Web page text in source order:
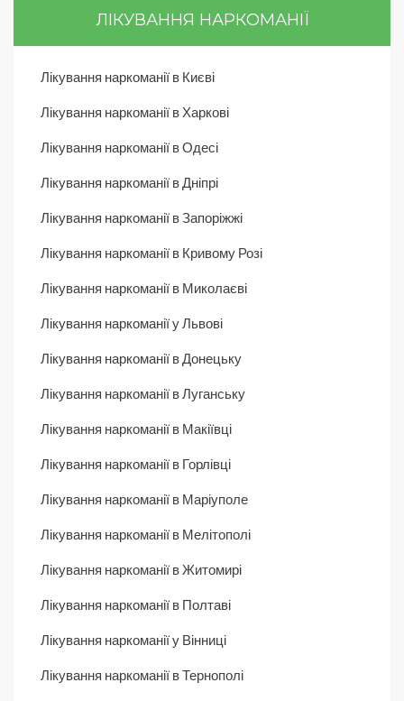
ЛІКУВАННЯ НАРКОМАНІЇ
Лікування наркоманії в Києві
Лікування наркоманії в Харкові
Лікування наркоманії в Одесі
Лікування наркоманії в Дніпрі
Лікування наркоманії в Запоріжжі
Лікування наркоманії в Кривому Розі
Лікування наркоманії в Миколаєві
Лікування наркоманії у Львові
Лікування наркоманії в Донецьку
Лікування наркоманії в Луганську
Лікування наркоманії в Макіївці
Лікування наркоманії в Горлівці
Лікування наркоманії в Маріуполе
Лікування наркоманії в Мелітополі
Лікування наркоманії в Житомирі
Лікування наркоманії в Полтаві
Лікування наркоманії у Вінниці
Лікування наркоманії в Тернополі